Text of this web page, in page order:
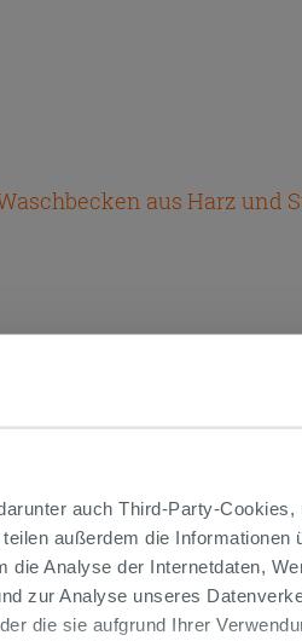
auch Third-Party-
außerdem die
Analyse der Internetdaten,
zur Analyse unseres
die sie aufgrund Ihrer
aus Harz und
HABEN,